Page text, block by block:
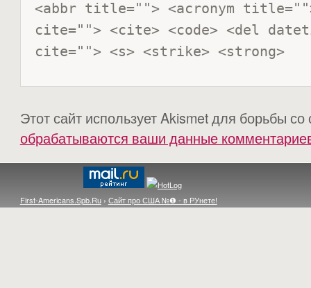
<abbr title=""> <acronym
cite=""> <cite> <code> <del
cite=""> <s> <strike> <strong>
Этот сайт использует Akismet для борьбы
обрабатываются ваши данные
First-Americans.Spb.Ru› Сайт про США №❶ - в РУнете!